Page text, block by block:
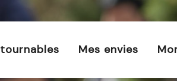
est interdit chaque jour de 21h à
Mes envies